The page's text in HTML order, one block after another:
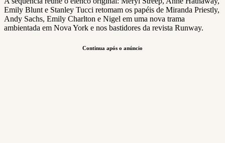
Emily Blunt e Stanley Tucci retomam os papéis de Miranda Priestly,
Andy Sachs, Emily Charlton e Nigel em uma nova trama
ambientada em Nova York e nos bastidores da revista Runway.
Continua após o anúncio